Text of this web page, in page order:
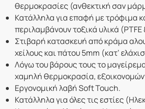
θερμοκρασίες (ανθεκτική σαν
Κατάλληλα για επαφή με τρόφιμα
περιλαμβάνουν τοξικά υλικά (PTFE
Στιβαρή κατασκευή από κράμα
χείλους και πάτου 5mm (κατ’
Λόγω του βάρους τους το
χαμηλή θερμοκρασία,
Εργονομική λαβή Soft Touch.
Κατάλληλα για όλες τις εστίες